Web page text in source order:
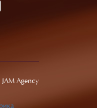
JAM Agency